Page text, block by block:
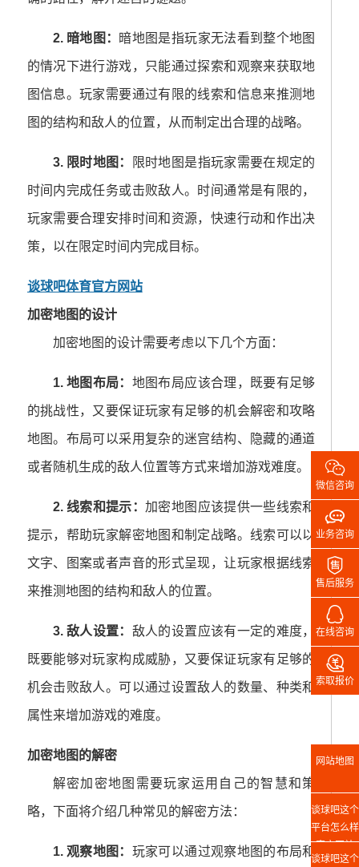
2. 暗地图： 暗地图是指玩家无法看到整个地图
的情况下进行游戏，只能通过探索和观察来获取地
图信息。玩家需要通过有限的线索和信息来推测地
图的结构和敌人的位置，从而制定出合理的战略。
3. 限时地图： 限时地图是指玩家需要在规定的
时间内完成任务或击败敌人。时间通常是有限的，
玩家需要合理安排时间和资源，快速行动和作出决
策，以在限定时间内完成目标。
谈球吧体育官方网站
加密地图的设计
加密地图的设计需要考虑以下几个方面：
1. 地图布局： 地图布局应该合理，既要有足够
的挑战性，又要保证玩家有足够的机会解密和攻略
地图。布局可以采用复杂的迷宫结构、隐藏的通道
或者随机生成的敌人位置等方式来增加游戏难度。
2. 线索和提示：加密地图应该提供一些线索和
提示，帮助玩家解密地图和制定战略。线索可以以
文字、图案或者声音的形式呈现，让玩家根据线索
来推测地图的结构和敌人的位置。
3. 敌人设置： 敌人的设置应该有一定的难度，
既要能够对玩家构成威胁，又要保证玩家有足够的
机会击败敌人。可以通过设置敌人的数量、种类和
属性来增加游戏的难度。
加密地图的解密
解密加密地图需要玩家运用自己的智慧和策
略，下面将介绍几种常见的解密方法：
1. 观察地图： 玩家可以通过观察地图的布局和

微信咨询

业务咨询

售后服务

在线咨询

索取报价
网站地图
谈球吧这个
平台怎么样
官方网站
谈球吧这个